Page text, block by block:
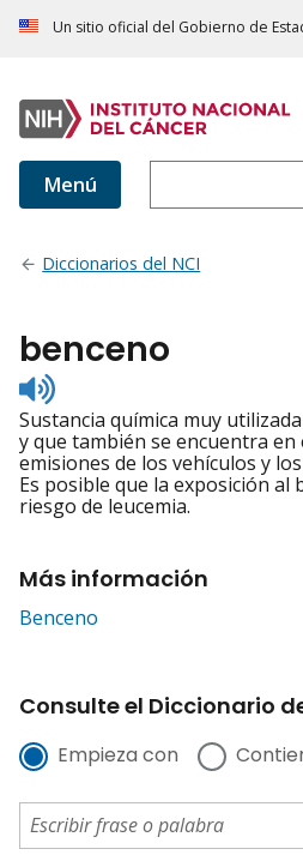
Un sitio oficial del Gobierno de
Menú
Diccionarios del NCI
benceno
Listen
to
pronunciation
Sustancia química muy
y que también se encuentra en
emisiones de los vehículos y
Es posible que la exposición al
riesgo de leucemia.
Más información
Benceno
Consulte el Diccionario
Empieza con